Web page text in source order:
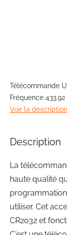
to
the
beginning
of
gallery
Télécommande
Fréquence 433.92
Voir la
Description
La
haute qualité
utiliser. Cet
CR2032 et